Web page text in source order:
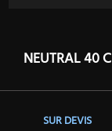
NEUTRAL 40 C
SUR DEVIS